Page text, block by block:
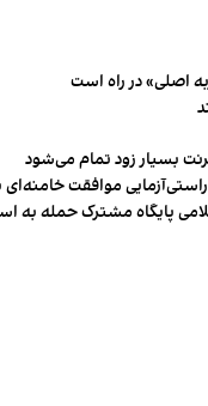
اصلی» در راه است
بسیار زود تمام می‌شود
موافقت
پایگاه مشترک حمله به